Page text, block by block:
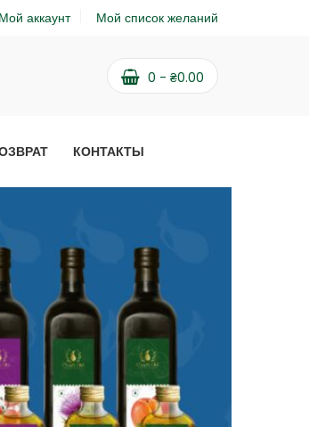
Мой аккаунт Мой список желаний
0 - ₴0.00
КОНТАКТЫ